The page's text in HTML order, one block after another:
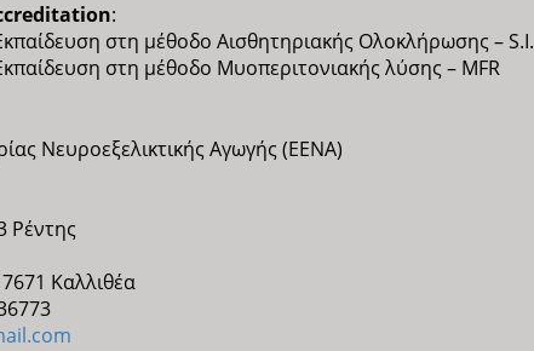
:
στη μέθοδο Αισθητηριακής Ολοκλήρωσης – S.I.
στη μέθοδο Μυοπεριτονιακής λύσης – MFR
Νευροεξελικτικής Αγωγής (ΕΕΝΑ)
Ρέντης
Καλλιθέα